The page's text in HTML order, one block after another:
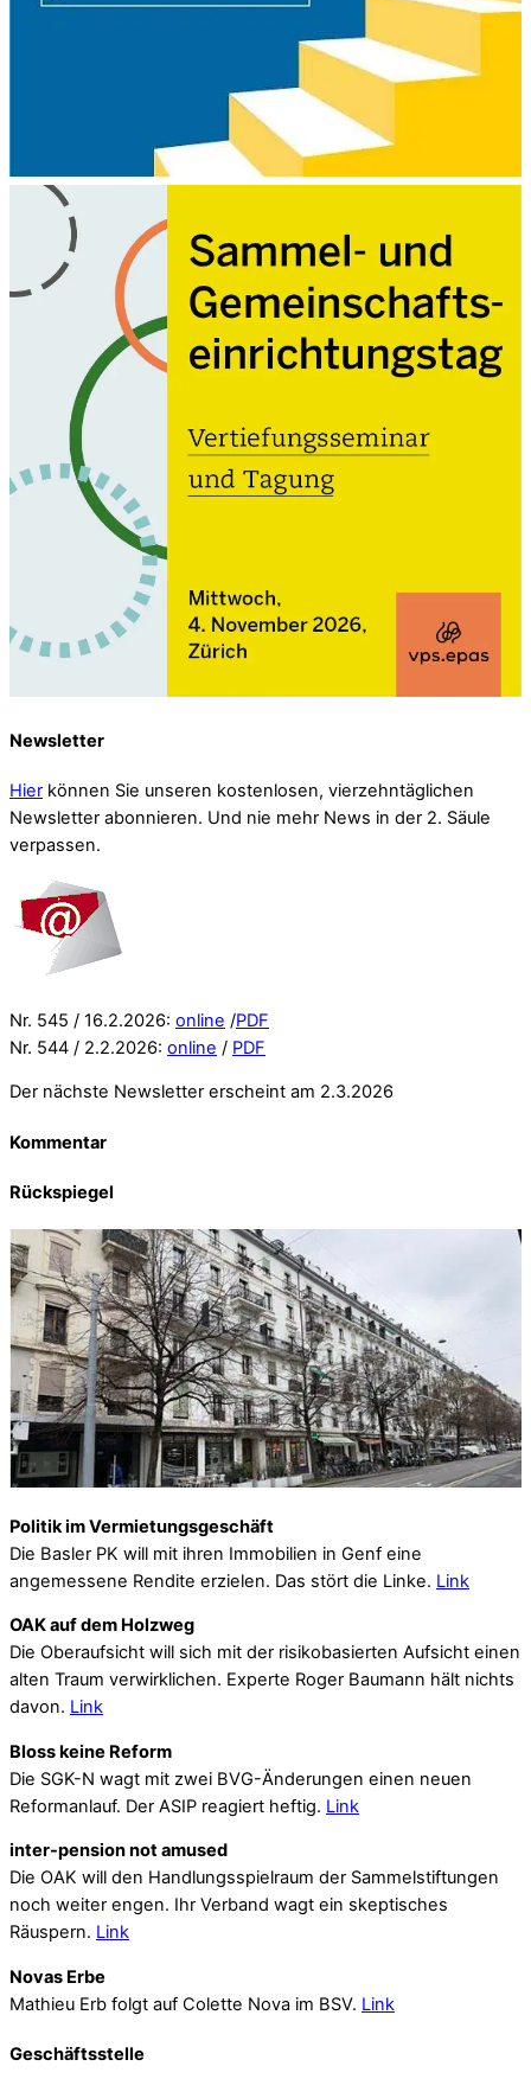
Newsletter
Hier können Sie unseren kostenlosen, vierzehntäglichen
Newsletter abonnieren. Und nie mehr News in der 2. Säule
verpassen.
Nr. 545 / 16.2.2026: online /PDF
Nr. 544 / 2.2.2026: online / PDF
Der nächste Newsletter erscheint am 2.3.2026
Kommentar
Rückspiegel
Politik im Vermietungsgeschäft
Die Basler PK will mit ihren Immobilien in Genf eine
angemessene Rendite erzielen. Das stört die Linke. Link
OAK auf dem Holzweg
Die Oberaufsicht will sich mit der risikobasierten Aufsicht einen
alten Traum verwirklichen. Experte Roger Baumann hält nichts
davon. Link
Bloss keine Reform
Die SGK-N wagt mit zwei BVG-Änderungen einen neuen
Reformanlauf. Der ASIP reagiert heftig. Link
inter-pension not amused
Die OAK will den Handlungsspielraum der Sammelstiftungen
noch weiter engen. Ihr Verband wagt ein skeptisches
Räuspern. Link
Novas Erbe
Mathieu Erb folgt auf Colette Nova im BSV. Link
Geschäftsstelle